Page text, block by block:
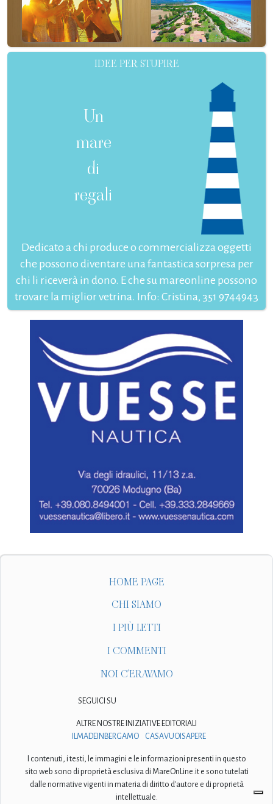
IDEE PER STUPIRE
Un
mare
di
regali
Dedicato a chi produce o commercializza oggetti
che possono diventare una fantastica sorpresa per
chi li riceverà in dono. E che su mareonline possono
trovare la miglior vetrina. Info: Cristina, 351 9744943
HOME PAGE
CHI SIAMO
I PIÙ LETTI
I COMMENTI
NOI C'ERAVAMO
SEGUICI SU
ALTRE NOSTRE INIZIATIVE EDITORIALI
ILMADEINBERGAMO
CASAVUOISAPERE
I contenuti, i testi, le immagini e le informazioni presenti in questo
sito web sono di proprietà esclusiva di MareOnLine.it e sono tutelati
dalle normative vigenti in materia di diritto d'autore e di proprietà
intellettuale.